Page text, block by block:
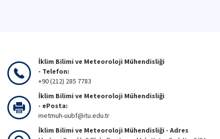
İklim Bilimi ve Meteoroloji Mühendisliği
- Telefon:
+90 (212) 285 7783
İklim Bilimi ve Meteoroloji Mühendisliği
- ePosta:
metmuh-uubf@itu.edu.tr
İklim Bilimi ve Meteoroloji Mühendisliği - Adres